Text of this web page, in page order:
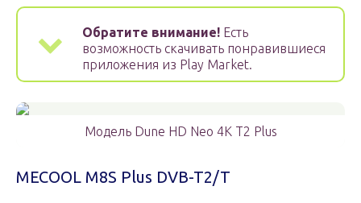
Обратите внимание! Есть
возможность скачивать понравившиеся
приложения из Play Market.
Модель Dune HD Neo 4K T2 Plus
MECOOL M8S Plus DVB-T2/T